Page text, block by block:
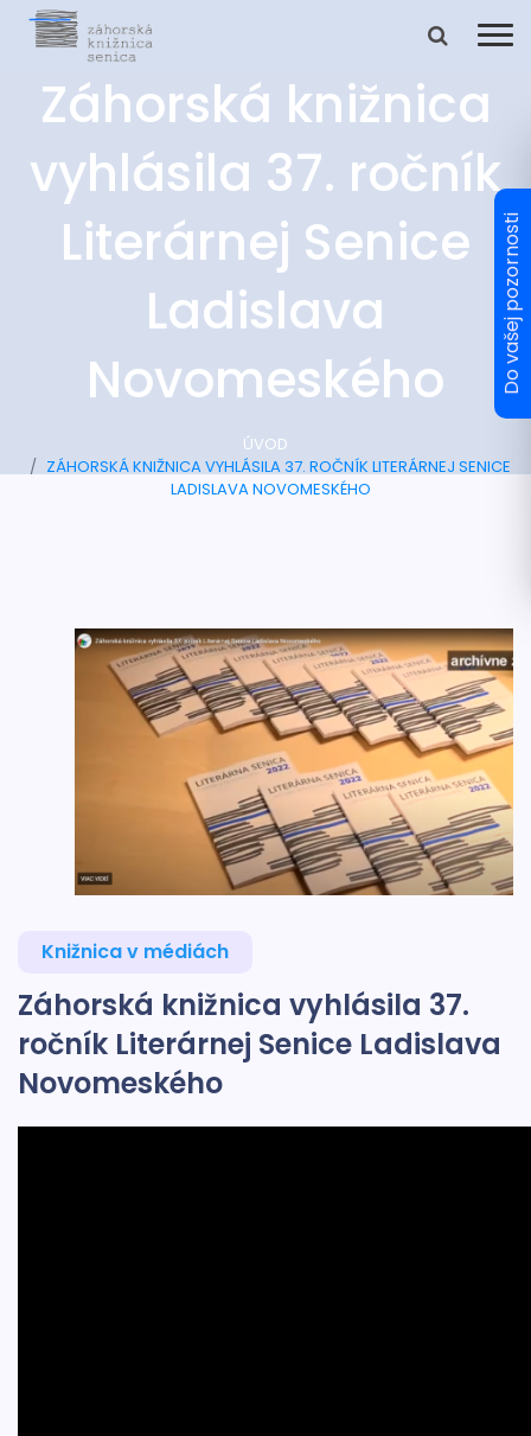
Záhorská knižnica
vyhlásila 37. ročník
Literárnej Senice
Ladislava
Novomeského
ÚVOD
ZÁHORSKÁ KNIŽNICA VYHLÁSILA 37. ROČNÍK LITERÁRNEJ SENICE
LADISLAVA NOVOMESKÉHO
Knižnica v médiách
Záhorská knižnica vyhlásila 37.
ročník Literárnej Senice Ladislava
Novomeského